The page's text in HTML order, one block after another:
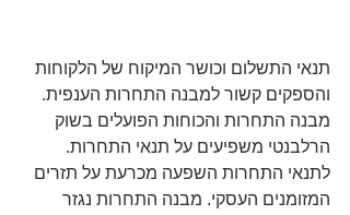
תנאי התשלום וכושר המיקוח של הלקוחות
והספקים קשור למבנה התחרות הענפית.
מבנה התחרות והכוחות הפועלים בשוק
הרלבנטי משפיעים על תנאי התחרות.
לתנאי התחרות השפעה מכרעת על תזרים
המזומנים העסקי. מבנה התחרות נגזר